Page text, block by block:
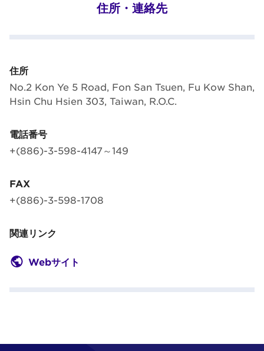
住所・連絡先
住所
No.2 Kon Ye 5 Road, Fon San Tsuen, Fu Kow Shan,
Hsin Chu Hsien 303, Taiwan, R.O.C.
電話番号
+(886)-3-598-4147～149
FAX
+(886)-3-598-1708
関連リンク
Webサイト